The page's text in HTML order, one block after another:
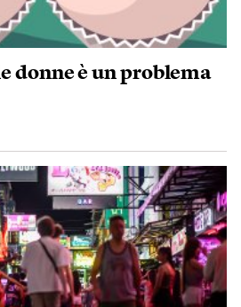
donne è un problema